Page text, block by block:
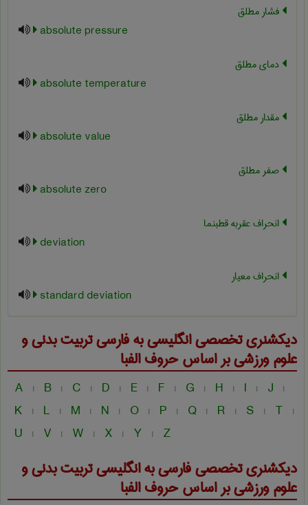
فشار مطلق
absolute pressure
دمای مطلق
absolute temperature
مقدار مطلق
absolute value
صفر مطلق
absolute zero
انحراف عقربه قطبنما
deviation
انحراف معیار
standard deviation
دیکشنری تخصصی انگلیسی به فارسیتربيت بدنی و
علوم ورزشیبر اساس حروف الفبا
A | B | C | D | E | F | G | H | I | J |
K | L | M | N | O | P | Q | R | S | T |
U | V | W | X | Y | Z
دیکشنری تخصصی فارسی به انگلیسیتربيت بدنی و
علوم ورزشیبر اساس حروف الفبا